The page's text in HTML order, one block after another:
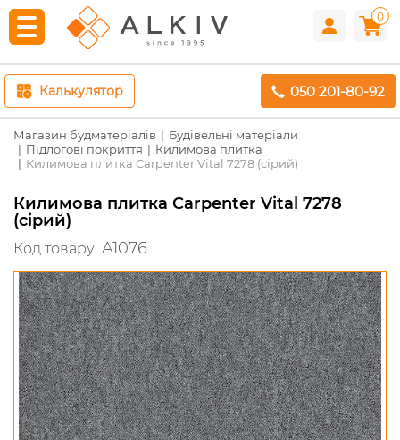
0
Калькулятор 050 201-80-92
Магазин будматеріалів
Будівельні матеріали
Підлогові покриття
Килимова плитка
Килимова плитка Carpenter Vital 7278 (сірий)
Килимова плитка Carpenter Vital 7278
(сірий)
Код товару: A1076